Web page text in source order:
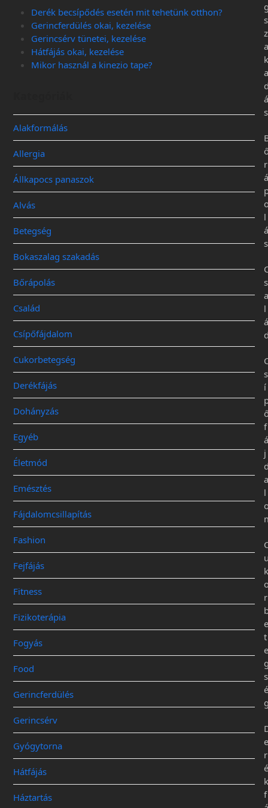
Derék becsípődés esetén mit tehetünk otthon?
Gerincferdülés okai, kezelése
Gerincsérv tünetei, kezelése
Hátfájás okai, kezelése
Mikor használ a kinezio tape?
Alakformálás
Allergia
Állkapocs panaszok
Alvás
Betegség
Bokaszalag szakadás
Bőrápolás
Család
Csípőfájdalom
Cukorbetegség
Derékfájás
Dohányzás
Egyéb
Életmód
Emésztés
Fájdalomcsillapítás
Fashion
Fejfájás
Fitness
Fizikoterápia
Fogyás
Food
Gerincferdülés
Gerincsérv
Gyógytorna
Hátfájás
Háztartás
s
z
a
k
a
á
s
r
á
l
á
s
s
a
l
á
s
í
f
á
j
a
l
k
r
e
t
e
s
é
e
r
é
k
f